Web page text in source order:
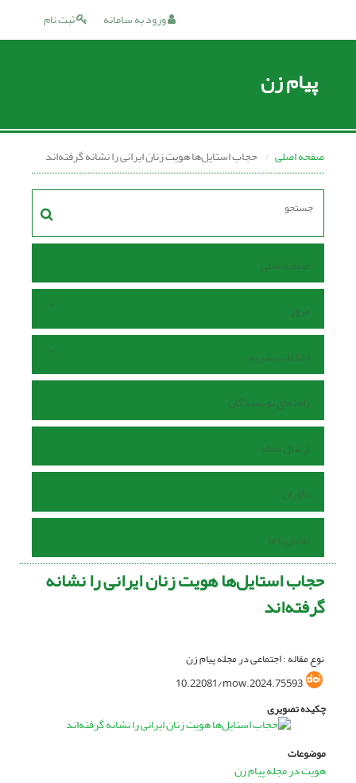
ثبت نام ورود به سامانه
پیام زن
صفحه اصلی حجاب استایل‌ها هویت زنان ایرانی را نشانه گرفته‌اند
صفحه اصلی
مرور
اطلاعات نشریه
راهنمای نویسندگان
ارسال مقاله
داوران
تماس با ما
حجاب استایل‌ها هویت زنان ایرانی را نشانه
گرفته‌اند
نوع مقاله : اجتماعی در مجله پیام زن
10.22081/mow.2024.75593
چکیده تصویری
موضوعات
هویت در مجله پیام زن